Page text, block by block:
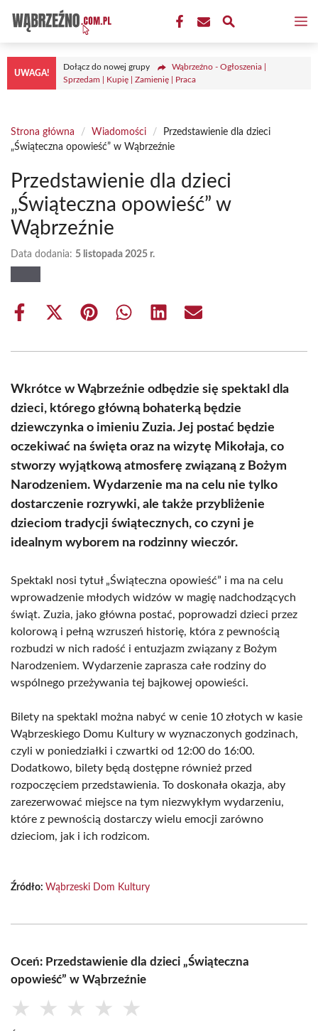
treści
UWAGA!
Dołącz do nowej grupy
Wąbrzeźno - Ogłoszenia |
Sprzedam | Kupię | Zamienię | Praca
Strona główna / Wiadomości /
Przedstawienie dla dzieci
„Świąteczna opowieść” w Wąbrzeźnie
Przedstawienie dla dzieci
„Świąteczna opowieść” w
Wąbrzeźnie
Data dodania: 5 listopada 2025 r.
Share
Share
(Twitter)
Share Share Share Share
Wkrótce w Wąbrzeźnie odbędzie się spektakl dla
dzieci, którego główną bohaterką będzie
dziewczynka o imieniu Zuzia. Jej postać będzie
oczekiwać na święta oraz na wizytę Mikołaja, co
stworzy wyjątkową atmosferę związaną z Bożym
Narodzeniem. Wydarzenie ma na celu nie tylko
dostarczenie rozrywki, ale także przybliżenie
dzieciom tradycji świątecznych, co czyni je
idealnym wyborem na rodzinny wieczór.
Spektakl nosi tytuł „Świąteczna opowieść” i ma na celu
wprowadzenie młodych widzów w magię nadchodzących
świąt. Zuzia, jako główna postać, poprowadzi dzieci przez
kolorową i pełną wzruszeń historię, która z pewnością
rozbudzi w nich radość i entuzjazm związany z Bożym
Narodzeniem. Wydarzenie zaprasza całe rodziny do
wspólnego przeżywania tej bajkowej opowieści.
Bilety na spektakl można nabyć w cenie 10 złotych w kasie
Wąbrzeskiego Domu Kultury w wyznaczonych godzinach,
czyli w poniedziałki i czwartki od 12:00 do 16:00.
Dodatkowo, bilety będą dostępne również przed
rozpoczęciem przedstawienia. To doskonała okazja, aby
zarezerwować miejsce na tym niezwykłym wydarzeniu,
które z pewnością dostarczy wielu emocji zarówno
dzieciom, jak i ich rodzicom.
Źródło: Wąbrzeski Dom Kultury
Oceń: Przedstawienie dla dzieci „Świąteczna
opowieść” w Wąbrzeźnie
★ ★ ★ ★ ★